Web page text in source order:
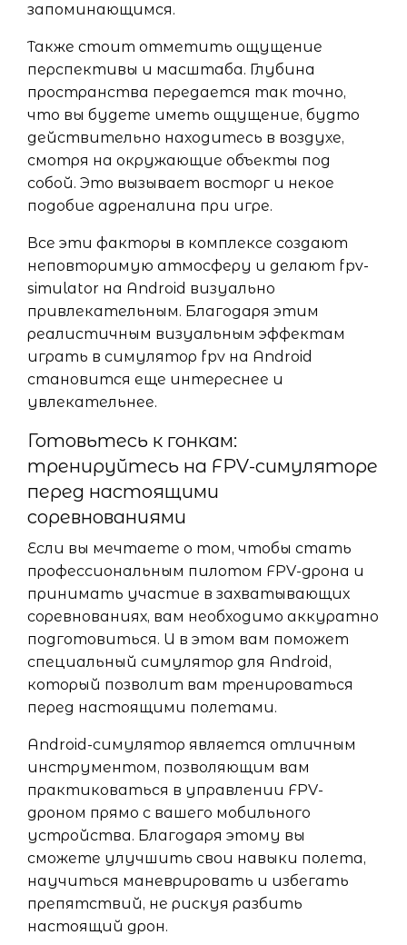
запоминающимся.
Также стоит отметить ощущение
перспективы и масштаба. Глубина
пространства передается так точно,
что вы будете иметь ощущение, будто
действительно находитесь в воздухе,
смотря на окружающие объекты под
собой. Это вызывает восторг и некое
подобие адреналина при игре.
Все эти факторы в комплексе создают
неповторимую атмосферу и делают fpv-
simulator на Android визуально
привлекательным. Благодаря этим
реалистичным визуальным эффектам
играть в симулятор fpv на Android
становится еще интереснее и
увлекательнее.
Готовьтесь к гонкам:
тренируйтесь на FPV-симуляторе
перед настоящими
соревнованиями
Если вы мечтаете о том, чтобы стать
профессиональным пилотом FPV-дрона и
принимать участие в захватывающих
соревнованиях, вам необходимо аккуратно
подготовиться. И в этом вам поможет
специальный симулятор для Android,
который позволит вам тренироваться
перед настоящими полетами.
Android-симулятор является отличным
инструментом, позволяющим вам
практиковаться в управлении FPV-
дроном прямо с вашего мобильного
устройства. Благодаря этому вы
сможете улучшить свои навыки полета,
научиться маневрировать и избегать
препятствий, не рискуя разбить
настоящий дрон.